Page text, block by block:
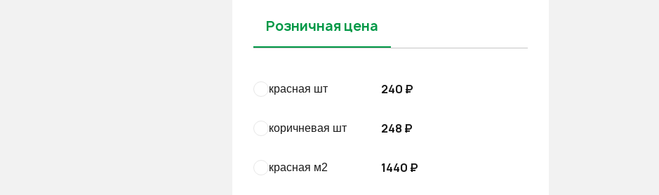
Розничная цена
красная шт 240 ₽
коричневая шт 248 ₽
красная м2 1440 ₽